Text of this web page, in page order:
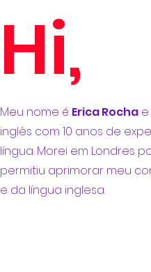
Hi,
Meu nome é Erica Rochae
inglês com 10 anos de
língua. Morei em Londres
permitiu aprimorar meu
e da língua inglesa.